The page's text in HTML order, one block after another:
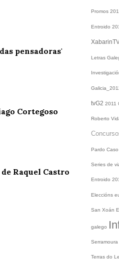
pensadoras'
Cortegoso
Raquel Castro
Promos
Entroido
Letras
tvG2 2011
Roberto
Pardo
Series de
Entroido
Eleccións
San Xoán
galego
Serramoura
Terras do